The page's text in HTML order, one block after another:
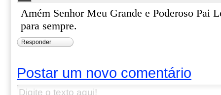
Amém Senhor Meu Grande e Poderoso Pai
para sempre.
Responder
Postar um novo comentário